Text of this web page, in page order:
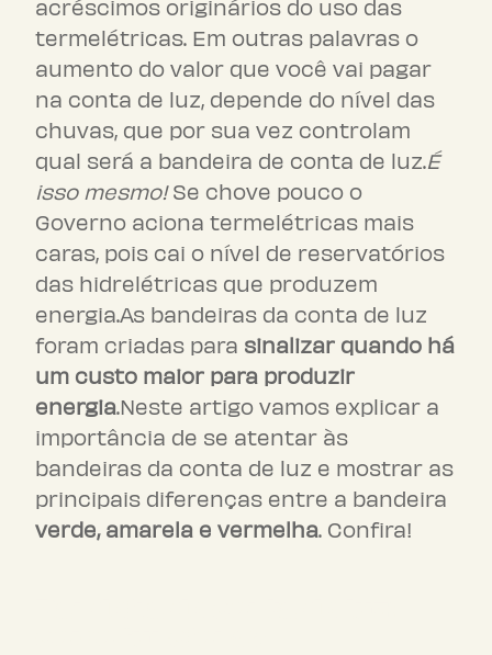
acréscimos originários do uso das
termelétricas. Em outras palavras o
aumento do valor que você vai pagar
na conta de luz, depende do nível das
chuvas, que por sua vez controlam
qual será a bandeira de conta de luz.É
isso mesmo!Se chove pouco o
Governo aciona termelétricas mais
caras, pois cai o nível de reservatórios
das hidrelétricas que produzem
energia.As bandeiras da conta de luz
foram criadas para sinalizar quando há
um custo maior para produzir
energia.Neste artigo vamos explicar a
importância de se atentar às
bandeiras da conta de luz e mostrar as
principais diferenças entre a bandeira
verde, amarela e vermelha. Confira!